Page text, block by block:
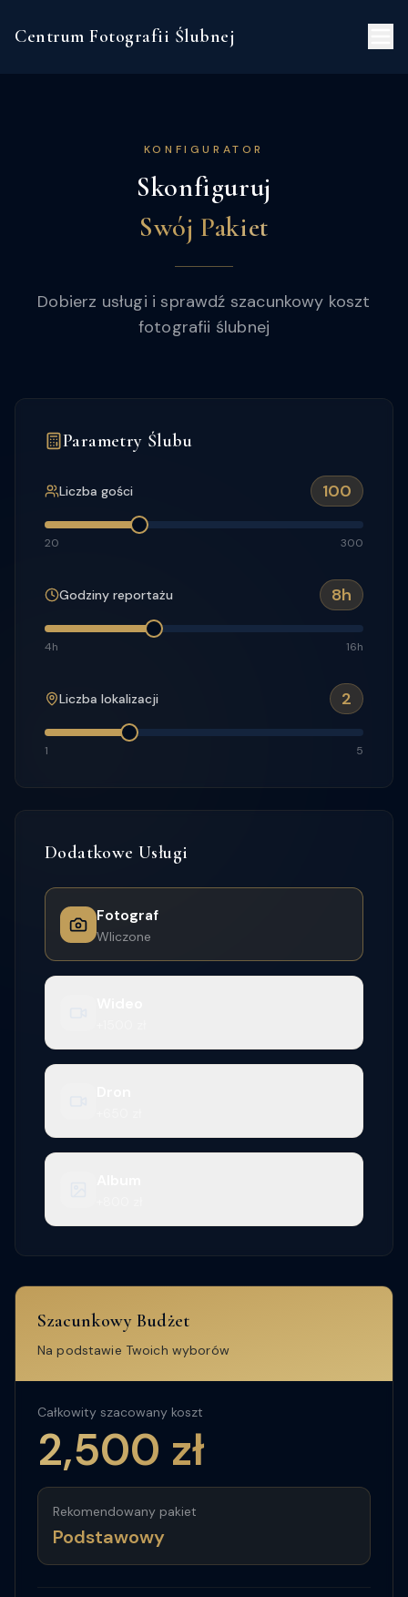
Centrum Fotografii Ślubnej
konfigurator
KONFIGURATOR
Skonfiguruj
Swój Pakiet
Dobierz usługi i sprawdź szacunkowy koszt
fotografii ślubnej
Parametry Ślubu
Liczba gości 100
20 300
Godziny reportażu 8h
4h 16h
Liczba lokalizacji 2
1 5
Dodatkowe Usługi
Fotograf
Wliczone
Szacunkowy Budżet
Na podstawie Twoich wyborów
Całkowity szacowany koszt
2,500 zł
Rekomendowany pakiet
Podstawowy